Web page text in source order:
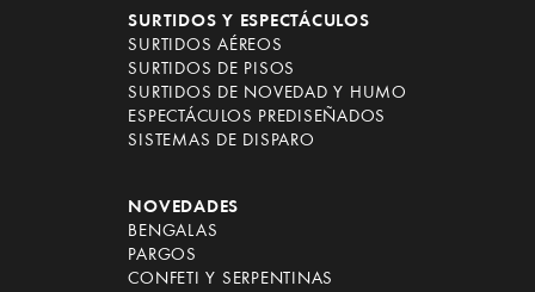
SURTIDOS Y ESPECTÁCULOS
SURTIDOS AÉREOS
SURTIDOS DE PISOS
SURTIDOS DE NOVEDAD Y HUMO
ESPECTÁCULOS PREDISEÑADOS
SISTEMAS DE DISPARO
NOVEDADES
BENGALAS
PARGOS
CONFETI Y SERPENTINAS